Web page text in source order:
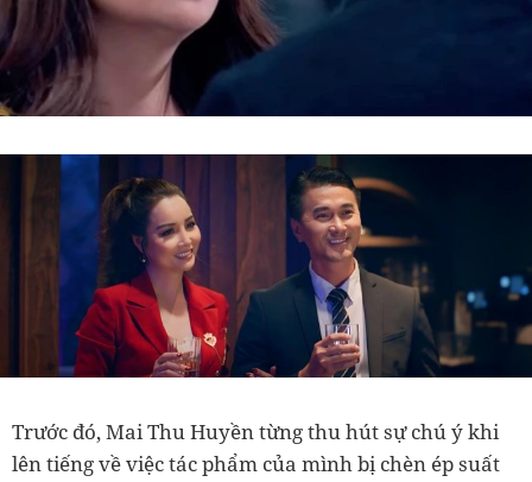
Trước đó, Mai Thu Huyền từng thu hút sự chú ý khi
lên tiếng về việc tác phẩm của mình bị chèn ép suất